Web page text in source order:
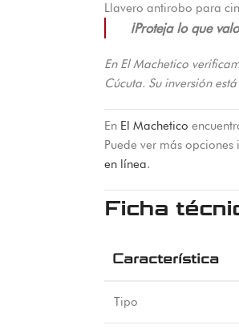
Llavero antirobo para
¡Proteja lo que
En El Machetico
Cúcuta. Su inversión
En El Machetico
Puede ver más opciones
en línea.
Ficha
Característica
Tipo